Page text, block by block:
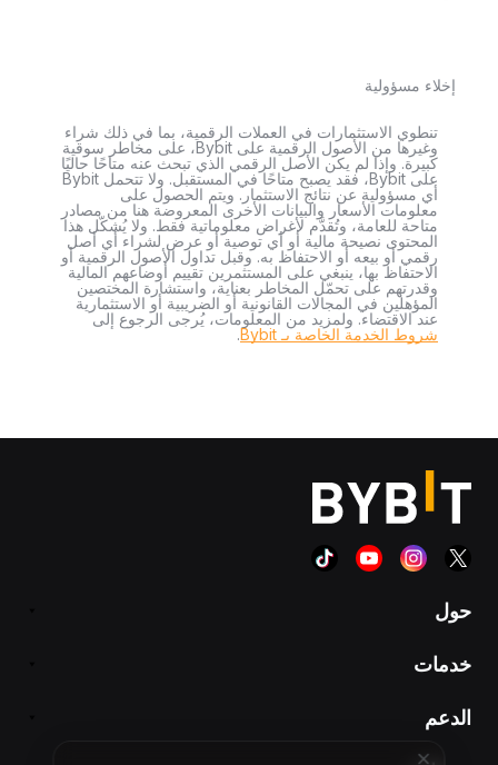
إخلاء مسؤولية
تنطوي الاستثمارات في العملات الرقمية، بما في ذلك شراء
وغيرها من الأصول الرقمية على Bybit، على مخاطر سوقية
كبيرة. وإذا لم يكن الأصل الرقمي الذي تبحث عنه متاحًا حاليًا
على Bybit، فقد يصبح متاحًا في المستقبل. ولا تتحمل Bybit
أي مسؤولية عن نتائج الاستثمار. ويتم الحصول على
معلومات الأسعار والبيانات الأخرى المعروضة هنا من مصادر
متاحة للعامة، وتُقدَّم لأغراض معلوماتية فقط. ولا يُشكّل هذا
المحتوى نصيحة مالية أو أي توصية أو عرض لشراء أي أصل
رقمي أو بيعه أو الاحتفاظ به. وقبل تداول الأصول الرقمية أو
الاحتفاظ بها، ينبغي على المستثمرين تقييم أوضاعهم المالية
وقدرتهم على تحمّل المخاطر بعناية، واستشارة المختصين
المؤهلين في المجالات القانونية أو الضريبية أو الاستثمارية
عند الاقتضاء. ولمزيد من المعلومات، يُرجى الرجوع إلى
شروط الخدمة الخاصة بـ Bybit
.
حول
خدمات
الدعم